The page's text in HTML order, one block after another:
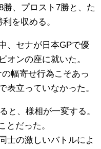
、プロスト7勝と、た
を収める。
、セナが日本GPで優
オンの座に就いた。
幅寄せ行為こそあっ
表立っていなかった。
と、様相が一変する。
とだった。
士の激しいバトルによ